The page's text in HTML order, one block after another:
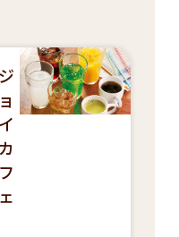
ジ
ョ
イ
カ
フ
ェ